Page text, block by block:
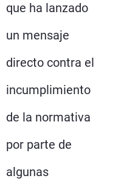
que ha lanzado
un mensaje
directo contra el
incumplimiento
de la normativa
por parte de
algunas